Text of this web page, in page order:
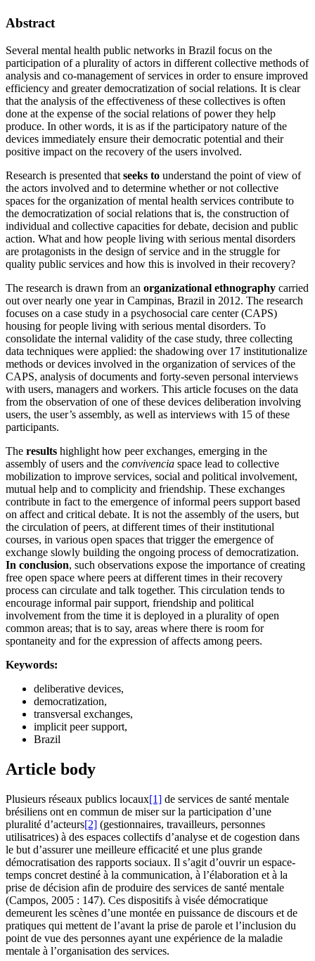
Abstract
Several mental health public networks in Brazil focus on the
participation of a plurality of actors in different collective methods of
analysis and co-management of services in order to ensure improved
efficiency and greater democratization of social relations. It is clear
that the analysis of the effectiveness of these collectives is often
done at the expense of the social relations of power they help
produce. In other words, it is as if the participatory nature of the
devices immediately ensure their democratic potential and their
positive impact on the recovery of the users involved.
Research is presented that seeks to understand the point of view of
the actors involved and to determine whether or not collective
spaces for the organization of mental health services contribute to
the democratization of social relations that is, the construction of
individual and collective capacities for debate, decision and public
action. What and how people living with serious mental disorders
are protagonists in the design of service and in the struggle for
quality public services and how this is involved in their recovery?
The research is drawn from an organizational ethnography carried
out over nearly one year in Campinas, Brazil in 2012. The research
focuses on a case study in a psychosocial care center (CAPS)
housing for people living with serious mental disorders. To
consolidate the internal validity of the case study, three collecting
data techniques were applied: the shadowing over 17 institutionalize
methods or devices involved in the organization of services of the
CAPS, analysis of documents and forty-seven personal interviews
with users, managers and workers. This article focuses on the data
from the observation of one of these devices deliberation involving
users, the user’s assembly, as well as interviews with 15 of these
participants.
The results highlight how peer exchanges, emerging in the
assembly of users and the convivencia space lead to collective
mobilization to improve services, social and political involvement,
mutual help and to complicity and friendship. These exchanges
contribute in fact to the emergence of informal peers support based
on affect and critical debate. It is not the assembly of the users, but
the circulation of peers, at different times of their institutional
courses, in various open spaces that trigger the emergence of
exchange slowly building the ongoing process of democratization.
In conclusion, such observations expose the importance of creating
free open space where peers at different times in their recovery
process can circulate and talk together. This circulation tends to
encourage informal pair support, friendship and political
involvement from the time it is deployed in a plurality of open
common areas; that is to say, areas where there is room for
spontaneity and for the expression of affects among peers.
Keywords:
deliberative devices,
democratization,
transversal exchanges,
implicit peer support,
Brazil
Article body
Plusieurs réseaux publics locaux[1] de services de santé mentale
brésiliens ont en commun de miser sur la participation d’une
pluralité d’acteurs[2] (gestionnaires, travailleurs, personnes
utilisatrices) à des espaces collectifs d’analyse et de cogestion dans
le but d’assurer une meilleure efficacité et une plus grande
démocratisation des rapports sociaux. Il s’agit d’ouvrir un espace-
temps concret destiné à la communication, à l’élaboration et à la
prise de décision afin de produire des services de santé mentale
(Campos, 2005 : 147). Ces dispositifs à visée démocratique
demeurent les scènes d’une montée en puissance de discours et de
pratiques qui mettent de l’avant la prise de parole et l’inclusion du
point de vue des personnes ayant une expérience de la maladie
mentale à l’organisation des services.